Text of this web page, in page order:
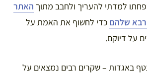
למדתי להעריך ולחבב מתוך האתר
רבא שלהם כדי לחשוף את האמת על
על דיוקם.
באגדות – שקרים רבים נמצאים על